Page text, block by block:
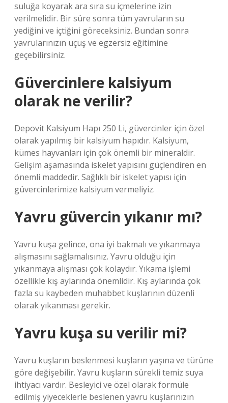
suluğa koyarak ara sıra su içmelerine izin
verilmelidir. Bir süre sonra tüm yavruların su
yediğini ve içtiğini göreceksiniz. Bundan sonra
yavrularınızın uçuş ve egzersiz eğitimine
geçebilirsiniz.
Güvercinlere kalsiyum
olarak ne verilir?
Depovit Kalsiyum Hapı 250 Li, güvercinler için özel
olarak yapılmış bir kalsiyum hapıdır. Kalsiyum,
kümes hayvanları için çok önemli bir mineraldir.
Gelişim aşamasında iskelet yapısını güçlendiren en
önemli maddedir. Sağlıklı bir iskelet yapısı için
güvercinlerimize kalsiyum vermeliyiz.
Yavru güvercin yıkanır mı?
Yavru kuşa gelince, ona iyi bakmalı ve yıkanmaya
alışmasını sağlamalısınız. Yavru olduğu için
yıkanmaya alışması çok kolaydır. Yıkama işlemi
özellikle kış aylarında önemlidir. Kış aylarında çok
fazla su kaybeden muhabbet kuşlarının düzenli
olarak yıkanması gerekir.
Yavru kuşa su verilir mi?
Yavru kuşların beslenmesi kuşların yaşına ve türüne
göre değişebilir. Yavru kuşların sürekli temiz suya
ihtiyacı vardır. Besleyici ve özel olarak formüle
edilmiş yiyeceklerle beslenen yavru kuşlarınızın